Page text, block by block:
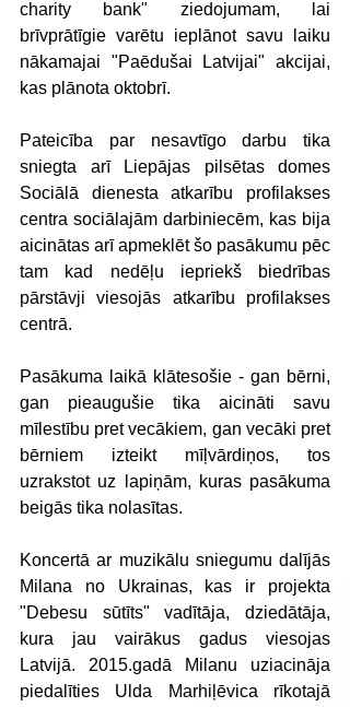
charity bank" ziedojumam, lai
brīvprātīgie varētu ieplānot savu laiku
nākamajai "Paēdušai Latvijai" akcijai,
kas plānota oktobrī.
Pateicība par nesavtīgo darbu tika
sniegta arī Liepājas pilsētas domes
Sociālā dienesta atkarību profilakses
centra sociālajām darbiniecēm, kas bija
aicinātas arī apmeklēt šo pasākumu pēc
tam kad nedēļu iepriekš biedrības
pārstāvji viesojās atkarību profilakses
centrā.
Pasākuma laikā klātesošie - gan bērni,
gan pieaugušie tika aicināti savu
mīlestību pret vecākiem, gan vecāki pret
bērniem izteikt mīļvārdiņos, tos
uzrakstot uz lapiņām, kuras pasākuma
beigās tika nolasītas.
Koncertā ar muzikālu sniegumu dalījās
Milana no Ukrainas, kas ir projekta
"Debesu sūtīts" vadītāja, dziedātāja,
kura jau vairākus gadus viesojas
Latvijā. 2015.gadā Milanu uziacināja
piedalīties Ulda Marhiļēvica rīkotajā